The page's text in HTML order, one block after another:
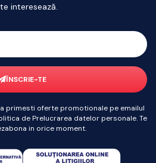
interesează.
ÎNSCRIE-TE
primesti oferte promotionale pe emailul
de Prelucrarea datelor personale. Te
in orice moment.